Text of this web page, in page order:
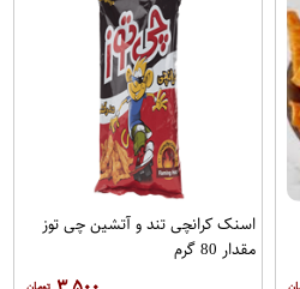
اسنک کرانچی تند و آتشین چی توز
مقدار 80 گرم